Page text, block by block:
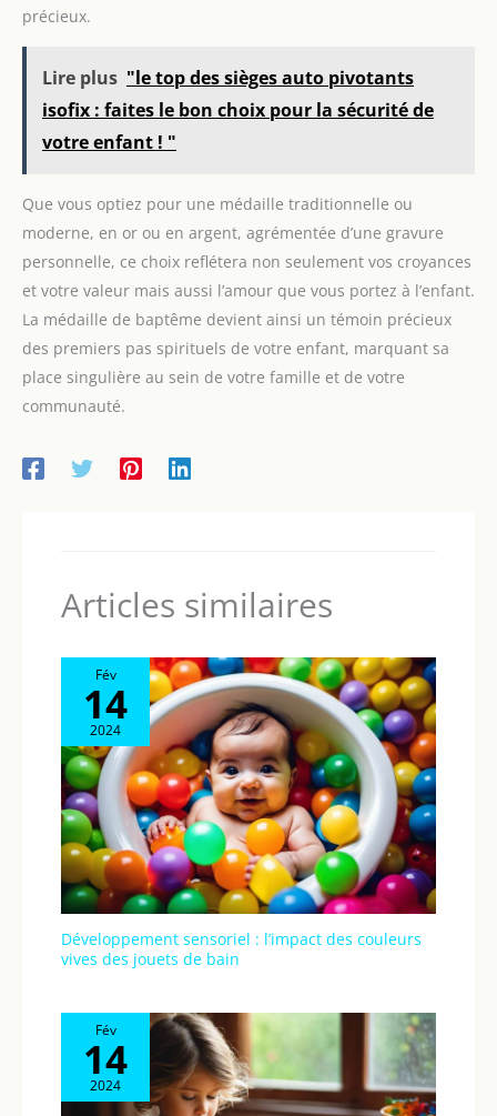
conçu pour offrir une
de dimensions réduites et
maniables. Sa forme plate est
idéale pour les travaux au
microscope.
précieux.
Lire plus "le top des sièges auto pivotants
isofix : faites le bon choix pour la sécurité de
votre enfant ! "
Que vous optiez pour une médaille traditionnelle ou
moderne, en or ou en argent, agrémentée d’une gravure
personnelle, ce choix reflétera non seulement vos croyances
et votre valeur mais aussi l’amour que vous portez à l’enfant.
La médaille de baptême devient ainsi un témoin précieux
des premiers pas spirituels de votre enfant, marquant sa
place singulière au sein de votre famille et de votre
communauté.
Articles similaires
Fév
14
2024
Développement sensoriel : l’impact des couleurs
vives des jouets de bain
Fév
14
2024